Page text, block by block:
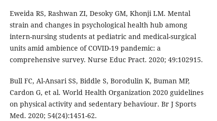
Eweida RS, Rashwan ZI, Desoky GM, Khonji LM. Mental
strain and changes in psychological health hub among
intern-nursing students at pediatric and medical-surgical
units amid ambience of COVID-19 pandemic: a
comprehensive survey. Nurse Educ Pract. 2020; 49:102915.
Bull FC, Al-Ansari SS, Biddle S, Borodulin K, Buman MP,
Cardon G, et al. World Health Organization 2020 guidelines
on physical activity and sedentary behaviour. Br J Sports
Med. 2020; 54(24):1451-62.